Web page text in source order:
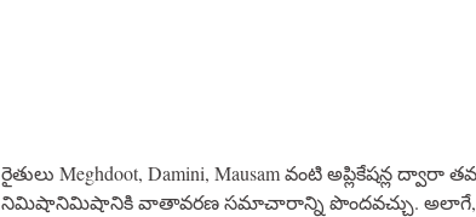
రైతులు Meghdoot, Damini, Mausam వంటి అప్లికేషన్ల
నిమిషానిమిషానికి వాతావరణ సమాచారాన్ని పొందవచ్చు.